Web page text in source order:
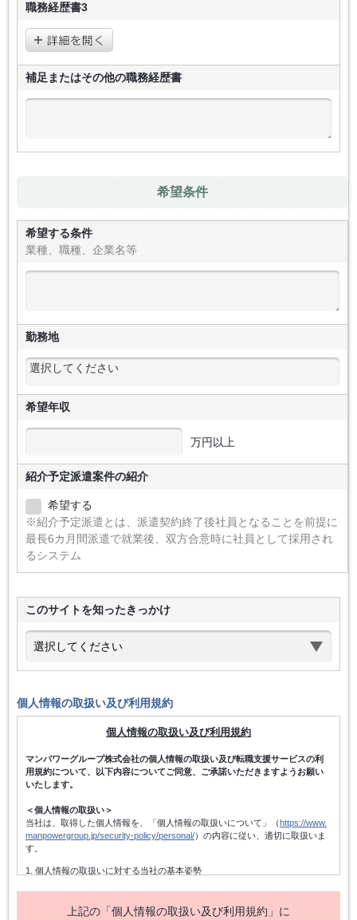
職務経歴書3
補足またはその他の職務経歴書
希望条件
希望する条件
業種、職種、企業名等
勤務地
希望年収
万円以上
紹介予定派遣案件の紹介
希望する
※紹介予定派遣とは、派遣契約終了後社員となることを前提に
最長6カ月間派遣で就業後、双方合意時に社員として採用され
るシステム
このサイトを知ったきっかけ
個人情報の取扱い及び利用規約
個人情報の取扱い及び利用規約
マンパワーグループ株式会社の個人情報の取扱い及び転職支援サービスの利
用規約について、以下内容についてご同意、ご承諾いただきますようお願い
いたします。
＜個人情報の取扱い＞
当社は、取得した個人情報を、「個人情報の取扱いについて」（ https://www.
manpowergroup.jp/security-policy/personal/）の内容に従い、適切に取扱いま
す。
1. 個人情報の取扱いに対する当社の基本姿勢
ます。また、個人情報の取得にあたっては、適法かつ公正な手段によって
上記の「個人情報の取扱い及び利用規約」に